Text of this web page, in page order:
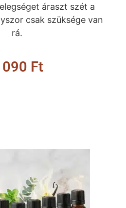
áraszt szét a
csak szüksége van
rá.
090 Ft